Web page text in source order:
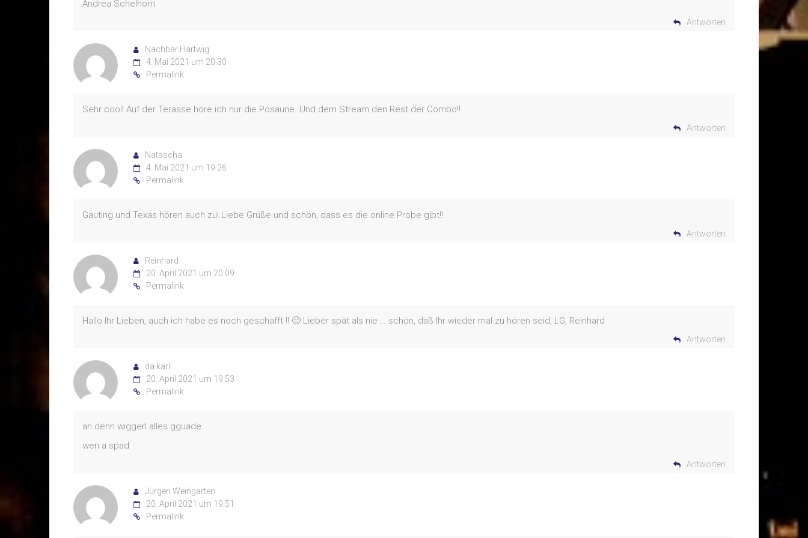
Andrea Schelhorn
Antworten
Nachbar Hartwig
4. Mai 2021 um 20:30
Permalink
Sehr cool! Auf der Terasse höre ich nur die Posaune. Und dem Stream den Rest der Combo!!
Antworten
Natascha
4. Mai 2021 um 19:26
Permalink
Gauting und Texas hören auch zu! Liebe Grüße und schön, dass es die online Probe gibt!!
Antworten
Reinhard
20. April 2021 um 20:09
Permalink
Hallo Ihr Lieben, auch ich habe es noch geschafft !! 🙂 Lieber spät als nie … schön, daß Ihr wieder mal zu hören seid, LG, Reinhard
Antworten
da karl
20. April 2021 um 19:53
Permalink
an denn wiggerl alles gguade
wen a spad
Antworten
Jürgen Weingarten
20. April 2021 um 19:51
Permalink